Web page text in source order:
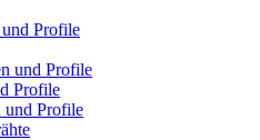
Profile
und Profile
Profile
und Profile